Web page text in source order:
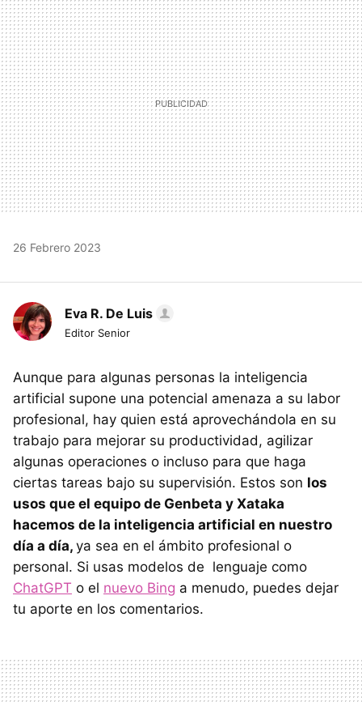
MAIL
26 Febrero 2023
Eva R. De Luis
Editor Senior
Aunque para algunas personas la inteligencia
artificial supone una potencial amenaza a su labor
profesional, hay quien está aprovechándola en su
trabajo para mejorar su productividad, agilizar
algunas operaciones o incluso para que haga
ciertas tareas bajo su supervisión. Estos son los
usos que el equipo de Genbeta y Xataka
hacemos de la inteligencia artificial en nuestro
día a día, ya sea en el ámbito profesional o
personal. Si usas modelos de lenguaje como
ChatGPT o el nuevo Bing a menudo, puedes dejar
tu aporte en los comentarios.